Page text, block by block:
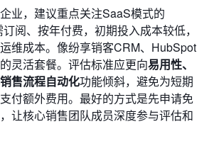
业，建议重点关注SaaS模式的
阅、按年付费，初期投入成本较低，
维成本。像纷享销客CRM、HubSpot
灵活套餐。评估标准应更向易用性、
售流程自动化功能倾斜，避免为短期
付额外费用。最好的方式是先申请免
让核心销售团队成员深度参与评估和